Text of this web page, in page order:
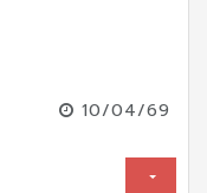
10/04/69